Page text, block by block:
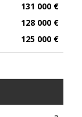
131 000 €
128 000 €
125 000 €